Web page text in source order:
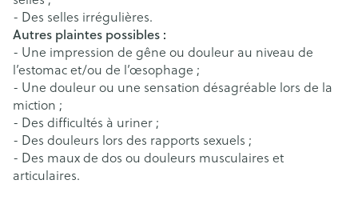
- Des selles irrégulières.
Autres plaintes possibles :
- Une impression de gêne ou douleur au niveau de
l’estomac et/ou de l’œsophage ;
- Une douleur ou une sensation désagréable lors de la
miction ;
- Des difficultés à uriner ;
- Des douleurs lors des rapports sexuels ;
- Des maux de dos ou douleurs musculaires et
articulaires.